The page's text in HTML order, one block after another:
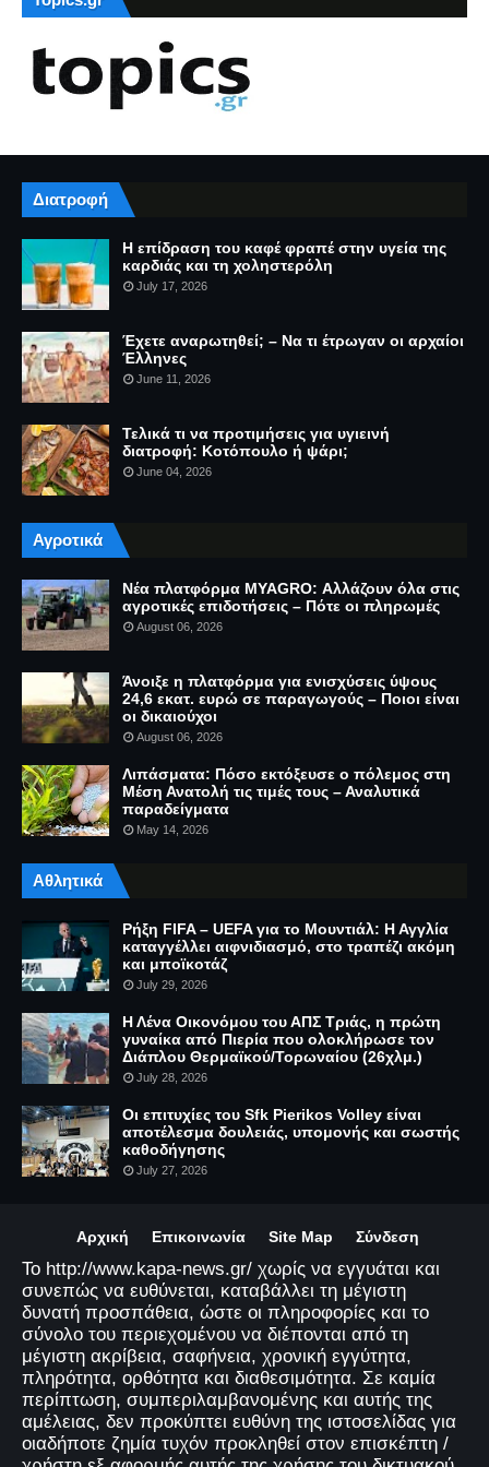
Διατροφή
Η επίδραση του καφέ φραπέ στην υγεία της
καρδιάς και τη χοληστερόλη
July 17, 2026
Έχετε αναρωτηθεί; – Να τι έτρωγαν οι αρχαίοι
Έλληνες
June 11, 2026
Τελικά τι να προτιμήσεις για υγιεινή
διατροφή: Κοτόπουλο ή ψάρι;
June 04, 2026
Αγροτικά
Νέα πλατφόρμα MYAGRO: Αλλάζουν όλα στις
αγροτικές επιδοτήσεις – Πότε οι πληρωμές
August 06, 2026
Άνοιξε η πλατφόρμα για ενισχύσεις ύψους
24,6 εκατ. ευρώ σε παραγωγούς – Ποιοι είναι
οι δικαιούχοι
August 06, 2026
Λιπάσματα: Πόσο εκτόξευσε ο πόλεμος στη
Μέση Ανατολή τις τιμές τους – Αναλυτικά
παραδείγματα
May 14, 2026
Αθλητικά
Ρήξη FIFA – UEFA για το Μουντιάλ: Η Αγγλία
καταγγέλλει αιφνιδιασμό, στο τραπέζι ακόμη
και μποϊκοτάζ
July 29, 2026
Η Λένα Οικονόμου του ΑΠΣ Τριάς, η πρώτη
γυναίκα από Πιερία που ολοκλήρωσε τον
Διάπλου Θερμαϊκού/Τορωναίου (26χλμ.)
July 28, 2026
Οι επιτυχίες του Sfk Pierikos Volley είναι
αποτέλεσμα δουλειάς, υπομονής και σωστής
καθοδήγησης
July 27, 2026
Αρχική Επικοινωνία Site Map Σύνδεση
Το http://www.kapa-news.gr/ χωρίς να εγγυάται και
συνεπώς να ευθύνεται, καταβάλλει τη μέγιστη
δυνατή προσπάθεια, ώστε οι πληροφορίες και το
σύνολο του περιεχομένου να διέπονται από τη
μέγιστη ακρίβεια, σαφήνεια, χρονική εγγύτητα,
πληρότητα, ορθότητα και διαθεσιμότητα. Σε καμία
περίπτωση, συμπεριλαμβανομένης και αυτής της
αμέλειας, δεν προκύπτει ευθύνη της ιστοσελίδας για
οιαδήποτε ζημία τυχόν προκληθεί στον επισκέπτη /